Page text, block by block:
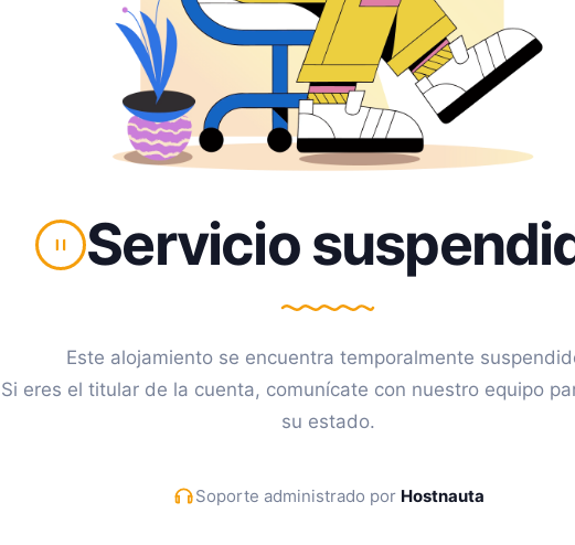
Servicio
Este alojamiento se encuentra temporalmente
Si eres el titular de la cuenta, comunícate con nuestro equipo
su estado.
Soporte administrado por Hostnauta